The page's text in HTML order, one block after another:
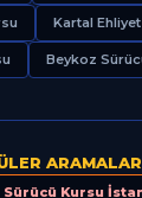
Kartal Ehliyet
Beykoz
ARAMALAR
Sürücü Kursu